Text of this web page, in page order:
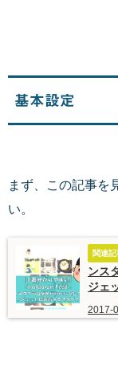
基本設定
まず、この記事を
い。
ンス
ジェ
2017-